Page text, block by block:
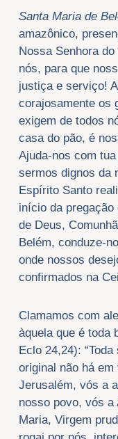
Santa Maria de
amazônico,
Nossa Senhora
nós, para que
justiça e serviço!
corajosamente os
exigem de todos
casa do pão, é
Ajuda-nos com
sermos dignos da
Espírito Santo
início da
de Deus,
Belém, conduze-
onde nossos
confirmados na
Clamamos com
àquela que é toda
Eclo 24,24):
original não há
Jerusalém, vós a
nosso povo, vós a
Maria, Virgem